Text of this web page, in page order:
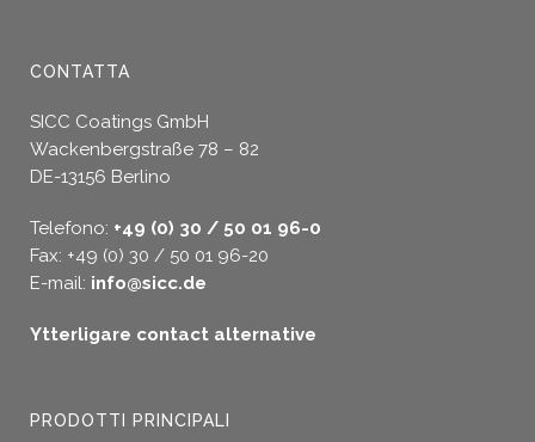
CONTATTA
SICC Coatings GmbH
Wackenbergstraße 78 – 82
DE-13156 Berlino
Telefono: +49 (0) 30 / 50 01 96-0
Fax: +49 (0) 30 / 50 01 96-20
E-mail: info@sicc.de
Ytterligare contact alternative
PRODOTTI PRINCIPALI